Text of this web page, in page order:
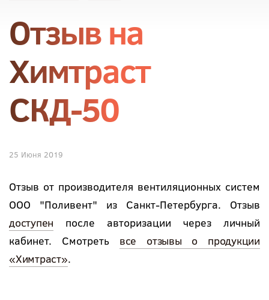
Отзыв на
Химтраст
СКД-50
25 Июня 2019
Отзыв от производителя вентиляционных систем
ООО "Поливент" из Санкт-Петербурга. Отзыв
доступен после авторизации через личный
кабинет. Смотреть все отзывы о продукции
«Химтраст».